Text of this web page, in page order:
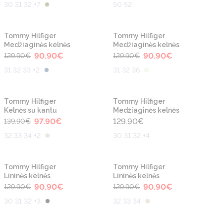
30 31 32 +7 50 52
-30%
Tommy Hilfiger
Medžiaginės kelnės
129.90€ 90.90€
31 32 33 +2
-30%
Tommy Hilfiger
Medžiaginės kelnės
129.90€ 90.90€
31 32 36
-30%
Tommy Hilfiger
Kelnės su kantu
139.90€ 97.90€
32 33 34 +2
Tommy Hilfiger
Medžiaginės kelnės
129.90€
30 31 32 +4
-30%
Tommy Hilfiger
Lininės kelnės
129.90€ 90.90€
30 31 32 +3
-30%
Tommy Hilfiger
Lininės kelnės
129.90€ 90.90€
32 33 34